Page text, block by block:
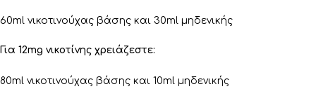
60ml νικοτινούχας βάσης και 30ml μηδενικής
Για 12mg νικοτίνης χρειάζεστε:
80ml νικοτινούχας βάσης και 10ml μηδενικής